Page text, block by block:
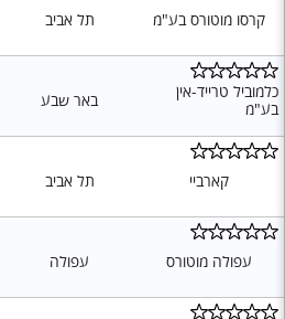
קרסו מוטורס בע"מ תל אביב
כלמוביל טרייד-אין
בע"מ
באר שבע
קארביי תל אביב
עפולה מוטורס עפולה